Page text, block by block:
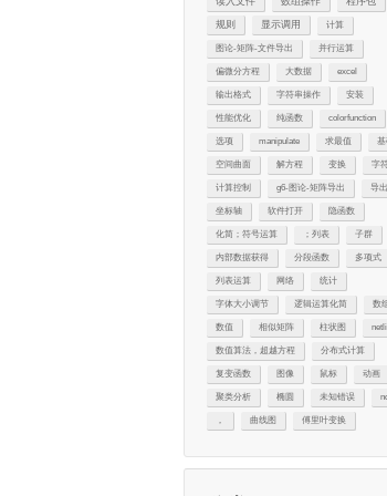
规则 显示调用 计算
图论-矩阵-文件导出 并行运算
偏微分方程 大数据 excel
输出格式 字符串操作 安装
性能优化 纯函数 colorfunction
选项 manipulate 求最值 基
空间曲面 解方程 变换 字
计算控制 g6-图论-矩阵导出 导出
坐标轴 软件打开 隐函数
化简；符号运算 ；列表 子群
内部数据获得 分段函数 多项式
列表运算 网络 统计
字体大小调节 逻辑运算化简 数
数值 相似矩阵 柱状图
数值算法，超越方程 分布式计算
复变函数 图像 鼠标 动画
聚类分析 椭圆 未知错误
， 曲线图 傅里叶变换